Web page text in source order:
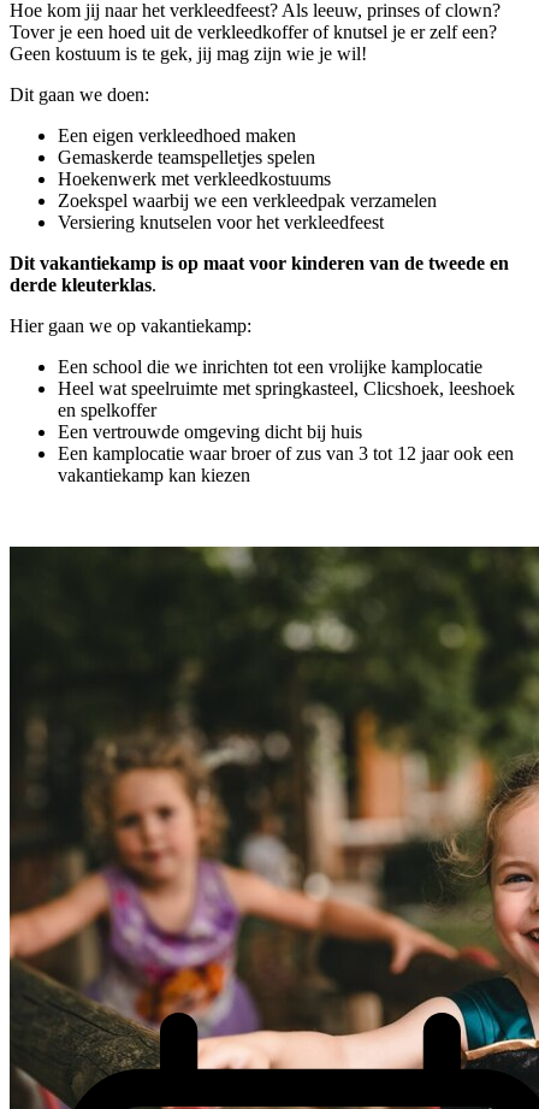
Hoe kom jij naar het verkleedfeest? Als leeuw, prinses of clown?
Tover je een hoed uit de verkleedkoffer of knutsel je er zelf een?
Geen kostuum is te gek, jij mag zijn wie je wil!
Dit gaan we doen:
Een eigen verkleedhoed maken
Gemaskerde teamspelletjes spelen
Hoekenwerk met verkleedkostuums
Zoekspel waarbij we een verkleedpak verzamelen
Versiering knutselen voor het verkleedfeest
Dit vakantiekamp is op maat voor kinderen van de tweede en
derde kleuterklas.
Hier gaan we op vakantiekamp:
Een school die we inrichten tot een vrolijke kamplocatie
Heel wat speelruimte met springkasteel, Clicshoek, leeshoek
en spelkoffer
Een vertrouwde omgeving dicht bij huis
Een kamplocatie waar broer of zus van 3 tot 12 jaar ook een
vakantiekamp kan kiezen